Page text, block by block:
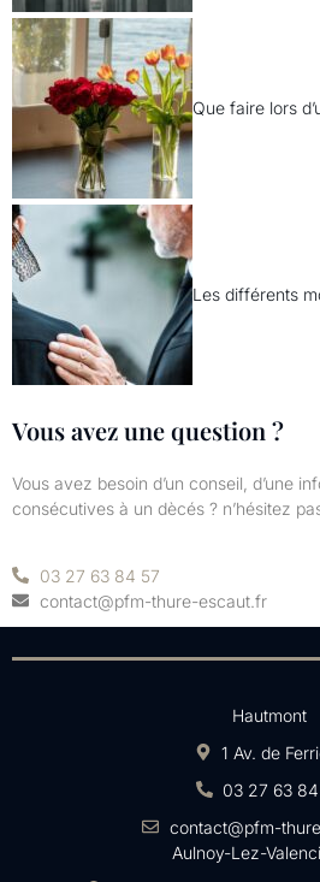
Que faire lors
Les différents
Vous avez une question ?
Vous avez besoin d’un conseil, d’une
consécutives à un dècés ? n’hésitez
03 27 63 84 57
contact@pfm-thure-escaut.fr
Hautmont
1 Av. de
03 27 63
contact@pfm-
Aulnoy-Lez-